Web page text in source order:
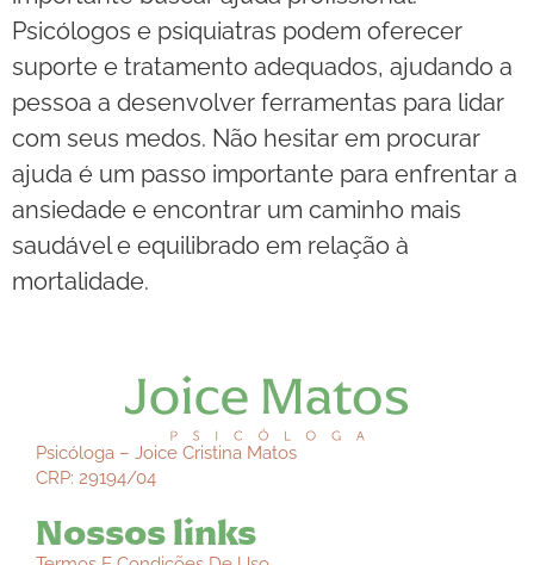
Psicólogos e psiquiatras podem oferecer
suporte e tratamento adequados, ajudando a
pessoa a desenvolver ferramentas para lidar
com seus medos. Não hesitar em procurar
ajuda é um passo importante para enfrentar a
ansiedade e encontrar um caminho mais
saudável e equilibrado em relação à
mortalidade.
Psicóloga – Joice Cristina Matos
CRP: 29194/04
Nossos links